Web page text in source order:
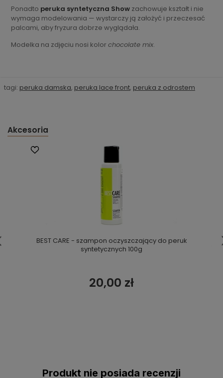
Ponadto peruka syntetyczna Show zachowuje kształt i nie
wymaga modelowania — wystarczy ją założyć i przeczesać
palcami, aby fryzura dobrze wyglądała.
Modelka na zdjęciu nosi kolor chocolate mix.
tagi: peruka damska, peruka lace front, peruka z odrostem
Akcesoria
BEST CARE - szampon oczyszczający do peruk
syntetycznych 100g
20,00 zł
Produkt nie posiada recenzji